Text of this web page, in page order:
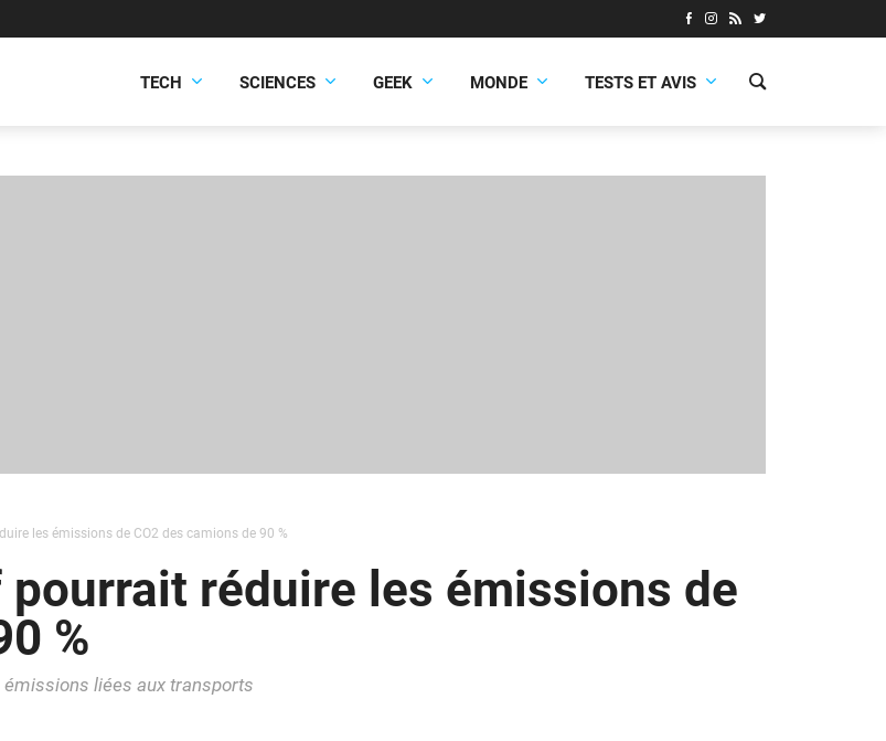
TECH SCIENCES GEEK MONDE TESTS ET AVIS
les émissions de CO2 des camions de 90 %
réduire les émissions de
%
liées aux transports